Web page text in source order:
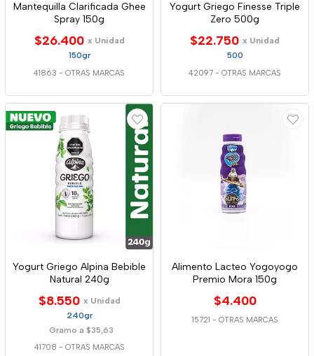
Mantequilla Clarificada Ghee
Spray 150g
$26.400 x Unidad
150gr
41863 - OTRAS MARCAS
Yogurt Griego Finesse Triple
Zero 500g
$22.750 x Unidad
500
42097 - OTRAS MARCAS
Yogurt Griego Alpina Bebible
Natural 240g
$8.550 x Unidad
240gr
Gramo a $35,63
41708 - OTRAS MARCAS
Alimento Lacteo Yogoyogo
Premio Mora 150g
$4.400
15721 - OTRAS MARCAS